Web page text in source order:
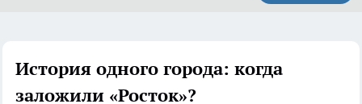
История одного города: когда
заложили «Росток»?